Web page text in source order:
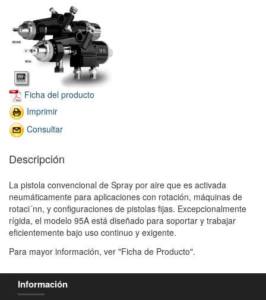
Ficha del producto
Imprimir
Consultar
Descripción
La pistola convencional de Spray por aire que es activada
neumáticamente para aplicaciones con rotación, máquinas de
rotaci´nn, y configuraciones de pistolas fijas. Excepcionalmente
rígida, el modelo 95A está diseñado para soportar y trabajar
eficientemente bajo uso continuo y exigente.
Para mayor información, ver "Ficha de Producto".
Información